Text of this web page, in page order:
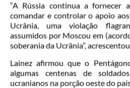
“A Rússia continua a fornecer
comandar e controlar o apoio
Ucrânia, uma violação
assumidos por Moscou em
soberania da Ucrânia”,
Lainez afirmou que o
algumas centenas de
ucranianos na porção oeste do